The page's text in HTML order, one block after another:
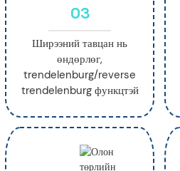
03
Ширээний тавцан нь
өндөрлөг,
trendelenburg/reverse
trendelenburg функцтэй